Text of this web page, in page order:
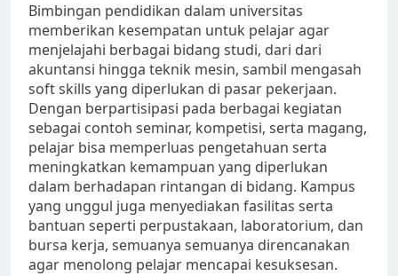
Bimbingan pendidikan dalam universitas
memberikan kesempatan untuk pelajar agar
menjelajahi berbagai bidang studi, dari dari
akuntansi hingga teknik mesin, sambil mengasah
soft skills yang diperlukan di pasar pekerjaan.
Dengan berpartisipasi pada berbagai kegiatan
sebagai contoh seminar, kompetisi, serta magang,
pelajar bisa memperluas pengetahuan serta
meningkatkan kemampuan yang diperlukan
dalam berhadapan rintangan di bidang. Kampus
yang unggul juga menyediakan fasilitas serta
bantuan seperti perpustakaan, laboratorium, dan
bursa kerja, semuanya semuanya direncanakan
agar menolong pelajar mencapai kesuksesan.